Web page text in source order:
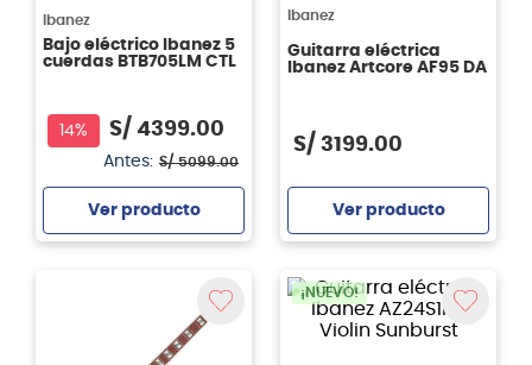
Ibanez
Bajo eléctrico Ibanez 5
cuerdas BTB705LM CTL
14% S/ 4399.00
Antes: S/ 5099.00
Ver producto
Ibanez
Guitarra eléctrica
Ibanez Artcore AF95 DA
S/ 3199.00
Ver producto
¡NUEVO!